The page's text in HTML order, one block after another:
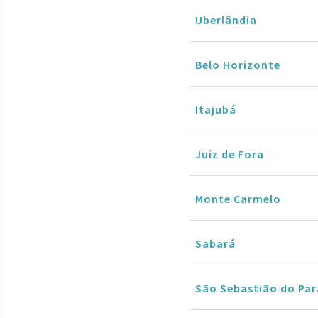
Uberlândia
Belo Horizonte
Itajubá
Juiz de Fora
Monte Carmelo
Sabará
São Sebastião do